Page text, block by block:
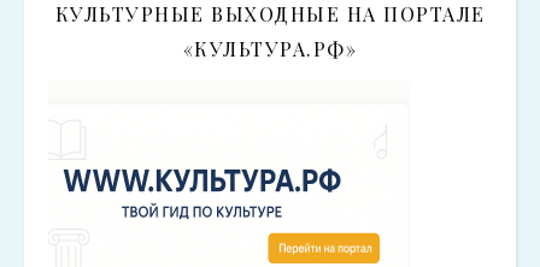
КУЛЬТУРНЫЕ ВЫХОДНЫЕ НА ПОРТАЛЕ
«КУЛЬТУРА.РФ»